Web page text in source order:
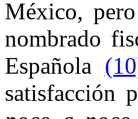
México,
nombrado
Española
satisfacción